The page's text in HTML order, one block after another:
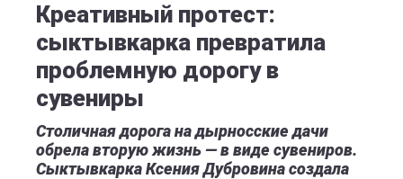
Креативный протест:
сыктывкарка превратила
проблемную дорогу в
сувениры
Столичная дорога на дырносские дачи
обрела вторую жизнь — в виде сувениров.
Сыктывкарка Ксения Дубровина создала